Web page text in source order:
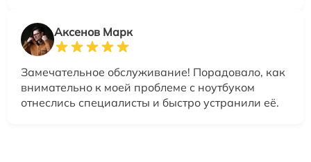
Аксенов Марк
Замечательное обслуживание! Порадовало, как
внимательно к моей проблеме с ноутбуком
отнеслись специалисты и быстро устранили её.